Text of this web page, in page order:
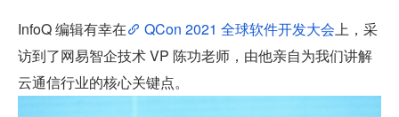
InfoQ 编辑有幸在 QCon 2021 全球软件开发大会上，采
访到了网易智企技术 VP 陈功老师，由他亲自为我们讲解
云通信行业的核心关键点。